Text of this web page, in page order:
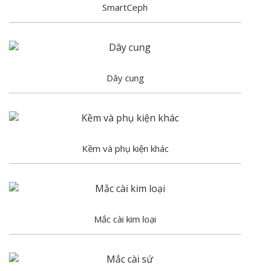
SmartCeph
Dây cung
Kềm và phụ kiện khác
Mắc cài kim loại